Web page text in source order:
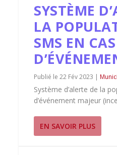
SYSTÈME
LA
SMS EN CAS
22 Fév 2023 |
Système d’alerte de la
d’événement majeur
EN SAVOIR PLUS